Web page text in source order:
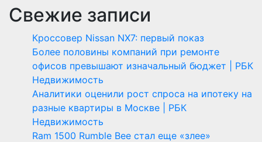
Свежие записи
Кроссовер Nissan NX7: первый показ
Более половины компаний при ремонте
офисов превышают изначальный бюджет | РБК
Недвижимость
Аналитики оценили рост спроса на ипотеку на
разные квартиры в Москве | РБК
Недвижимость
Ram 1500 Rumble Bee стал еще «злее»